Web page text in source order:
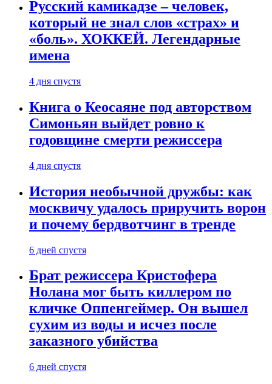
Русский камикадзе – человек,
который не знал слов «страх» и
«боль». ХОККЕЙ. Легендарные
имена
4 дня спустя
Книга о Кеосаяне под авторством
Симоньян выйдет ровно к
годовщине смерти режиссера
4 дня спустя
История необычной дружбы: как
москвичу удалось приручить ворон
и почему бердвотчинг в тренде
6 дней спустя
Брат режиссера Кристофера
Нолана мог быть киллером по
кличке Оппенгеймер. Он вышел
сухим из воды и исчез после
заказного убийства
6 дней спустя